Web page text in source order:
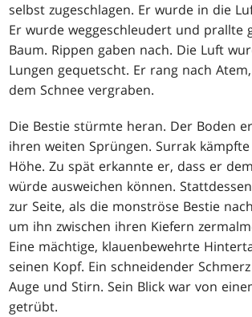
selbst zugeschlagen. Er wurde in die
Er wurde weggeschleudert und prallte
Baum. Rippen gaben nach. Die Luft
Lungen gequetscht. Er rang nach
dem Schnee vergraben.
Die Bestie stürmte heran. Der Boden
ihren weiten Sprüngen. Surrak
Höhe. Zu spät erkannte er, dass er
würde ausweichen können.
zur Seite, als die monströse Bestie
um ihn zwischen ihren Kiefern
Eine mächtige, klauenbewehrte
seinen Kopf. Ein schneidender
Auge und Stirn. Sein Blick war von
getrübt.